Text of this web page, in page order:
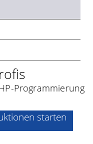
Programmierung
starten